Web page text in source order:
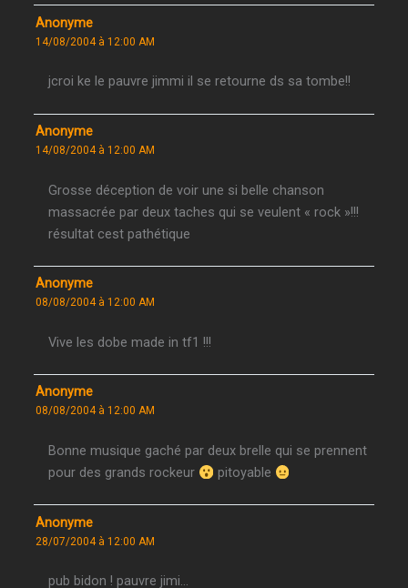
Anonyme
14/08/2004 à 12:00 AM
jcroi ke le pauvre jimmi il se retourne ds sa tombe!!
Anonyme
14/08/2004 à 12:00 AM
Grosse déception de voir une si belle chanson
massacrée par deux taches qui se veulent « rock »!!!
résultat cest pathétique
Anonyme
08/08/2004 à 12:00 AM
Vive les dobe made in tf1 !!!
Anonyme
08/08/2004 à 12:00 AM
Bonne musique gaché par deux brelle qui se prennent
pour des grands rockeur
pitoyable
Anonyme
28/07/2004 à 12:00 AM
pub bidon ! pauvre jimi…